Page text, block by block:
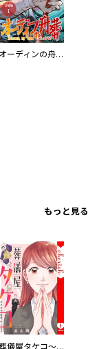
オーディンの舟葬 分冊版
もっと見る
葬儀屋タケコ～あなたの最期、叶えます【電子単行本版】